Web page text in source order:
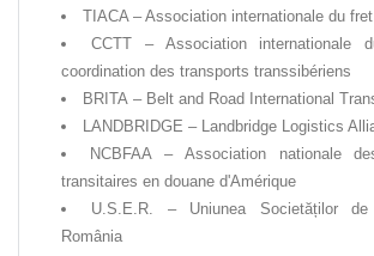
TIACA – Association internationale du
CCTT – Association internationale
coordination des transports transsibériens
BRITA – Belt and Road International
LANDBRIDGE – Landbridge Logistics
NCBFAA – Association nationale
transitaires en douane d'Amérique
U.S.E.R. – Uniunea Societăților
România